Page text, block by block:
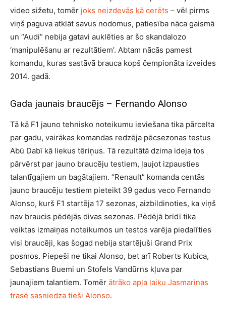
video sižetu, tomēr joks neizdevās kā cerēts – vēl pirms
viņš paguva atklāt savus nodomus, patiesība nāca gaismā
un “Audi” nebija gatavi auklēties ar šo skandalozo
‘manipulēšanu ar rezultātiem’. Abtam nācās pamest
komandu, kuras sastāvā brauca kopš čempionāta izveides
2014. gadā.
Gada jaunais braucējs – Fernando Alonso
Tā kā F1 jauno tehnisko noteikumu ieviešana tika pārcelta
par gadu, vairākas komandas redzēja pēcsezonas testus
Abū Dabī kā liekus tēriņus. Tā rezultātā dzima ideja tos
pārvērst par jauno braucēju testiem, ļaujot izpausties
talantīgajiem un bagātajiem. “Renault” komanda centās
jauno braucēju testiem pieteikt 39 gadus veco Fernando
Alonso, kurš F1 startēja 17 sezonas, aizbildinoties, ka viņš
nav braucis pēdējās divas sezonas. Pēdējā brīdī tika
veiktas izmaiņas noteikumos un testos varēja piedalīties
visi braucēji, kas šogad nebija startējuši Grand Prix
posmos. Piepeši ne tikai Alonso, bet arī Roberts Kubica,
Sebastians Buemi un Stofels Vandūrns kļuva par
jaunajiem talantiem. Tomēr ātrāko apļa laiku Jasmarinas
trasē sasniedza tieši Alonso.